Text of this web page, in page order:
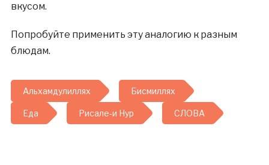
вкусом.
Попробуйте применить эту аналогию к разным
блюдам.
Альхамдулиллях Бисмиллях
Еда Рисале-и Нур СЛОВА